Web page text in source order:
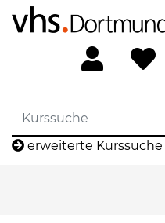
erweiterte Kurssuche